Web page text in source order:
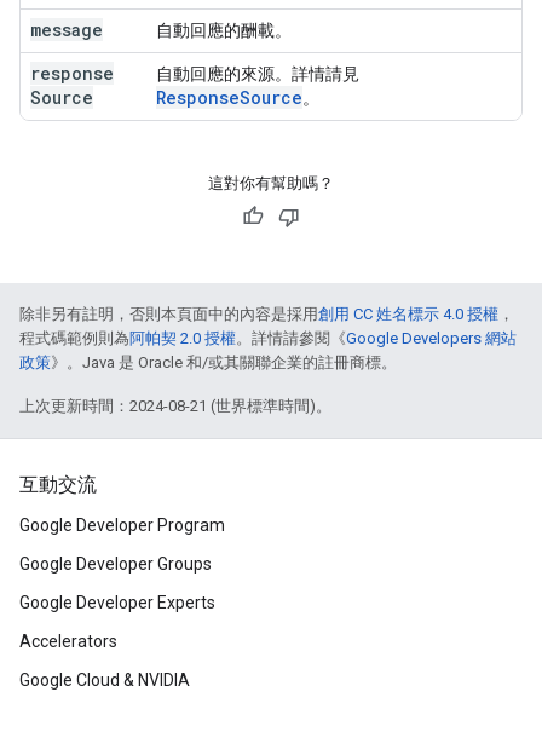
message 自動回應的酬載。
response
Source
自動回應的來源。詳情請見
ResponseSource。
這對你有幫助嗎？
除非另有註明，否則本頁面中的內容是採用創用 CC 姓名標示 4.0 授權 ，
程式碼範例則為阿帕契 2.0 授權。詳情請參閱《Google Developers 網站
政策》。Java 是 Oracle 和/或其關聯企業的註冊商標。
上次更新時間：2024-08-21 (世界標準時間)。
互動交流
Google Developer Program
Google Developer Groups
Google Developer Experts
Accelerators
Google Cloud & NVIDIA